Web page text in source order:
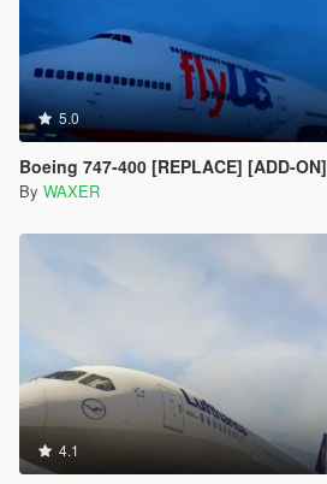
5.0
Boeing 747-400 [REPLACE] [ADD-ON]
By WAXER
4.1